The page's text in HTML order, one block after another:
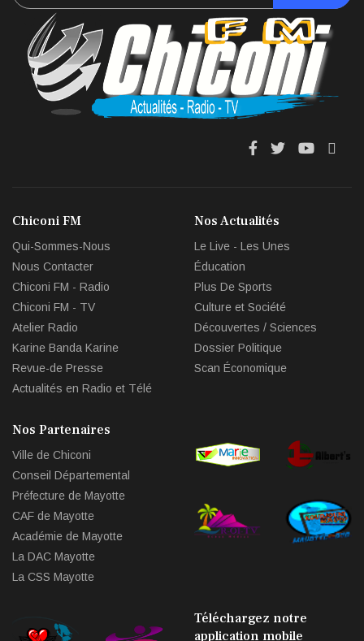
fa
fa
fab
Chiconi FM
Qui-Sommes-Nous
Nous Contacter
Chiconi FM - Radio
Chiconi FM - TV
Atelier Radio
Karine Banda Karine
Revue-de Presse
Actualités en Radio et Télé
Nos Actualités
Le Live - Les Unes
Éducation
Plus De Sports
Culture et Société
Découvertes / Sciences
Dossier Politique
Scan Économique
Nos Partenaires
Ville de Chiconi
Conseil Départemental
Préfecture de Mayotte
CAF de Mayotte
Académie de Mayotte
La DAC Mayotte
La CSS Mayotte
Téléchargez notre
application mobile